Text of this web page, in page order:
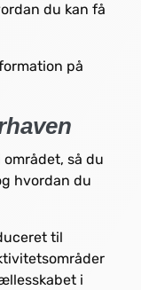
du kan få
på
så du
hvordan du
til
i